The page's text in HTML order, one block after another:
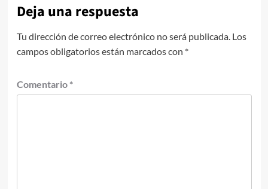
Deja una respuesta
Tu dirección de correo electrónico no será publicada. Los
campos obligatorios están marcados con *
Comentario *